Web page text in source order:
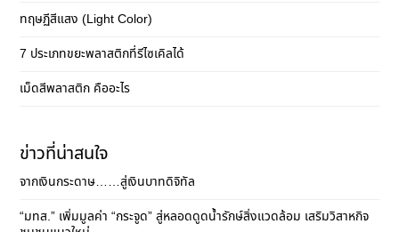
ทฤษฏีสีแสง (Light Color)
7 ประเภทขยะพลาสติกที่รีไซเคิลได้
เม็ดสีพลาสติก คืออะไร
ข่าวที่น่าสนใจ
จากเงินกระดาษ……สู่เงินบาทดิจิทัล
“มทส.” เพิ่มมูลค่า “กระจูด” สู่หลอดดูดน้ำรักษ์สิ่งแวดล้อม เสริมวิสาหกิจ